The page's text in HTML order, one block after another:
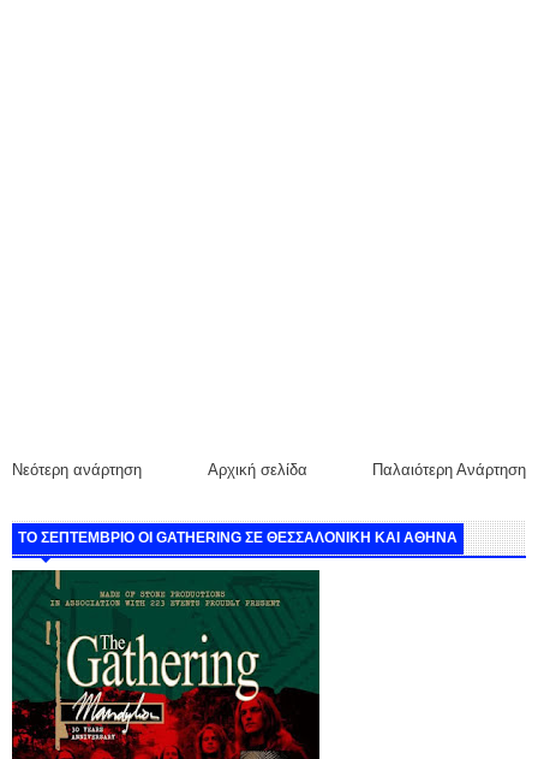
Νεότερη ανάρτηση Παλαιότερη Ανάρτηση
Αρχική σελίδα
ΤΟ ΣΕΠΤΕΜΒΡΙΟ ΟΙ GATHERING ΣΕ ΘΕΣΣΑΛΟΝΙΚΗ ΚΑΙ ΑΘΗΝΑ